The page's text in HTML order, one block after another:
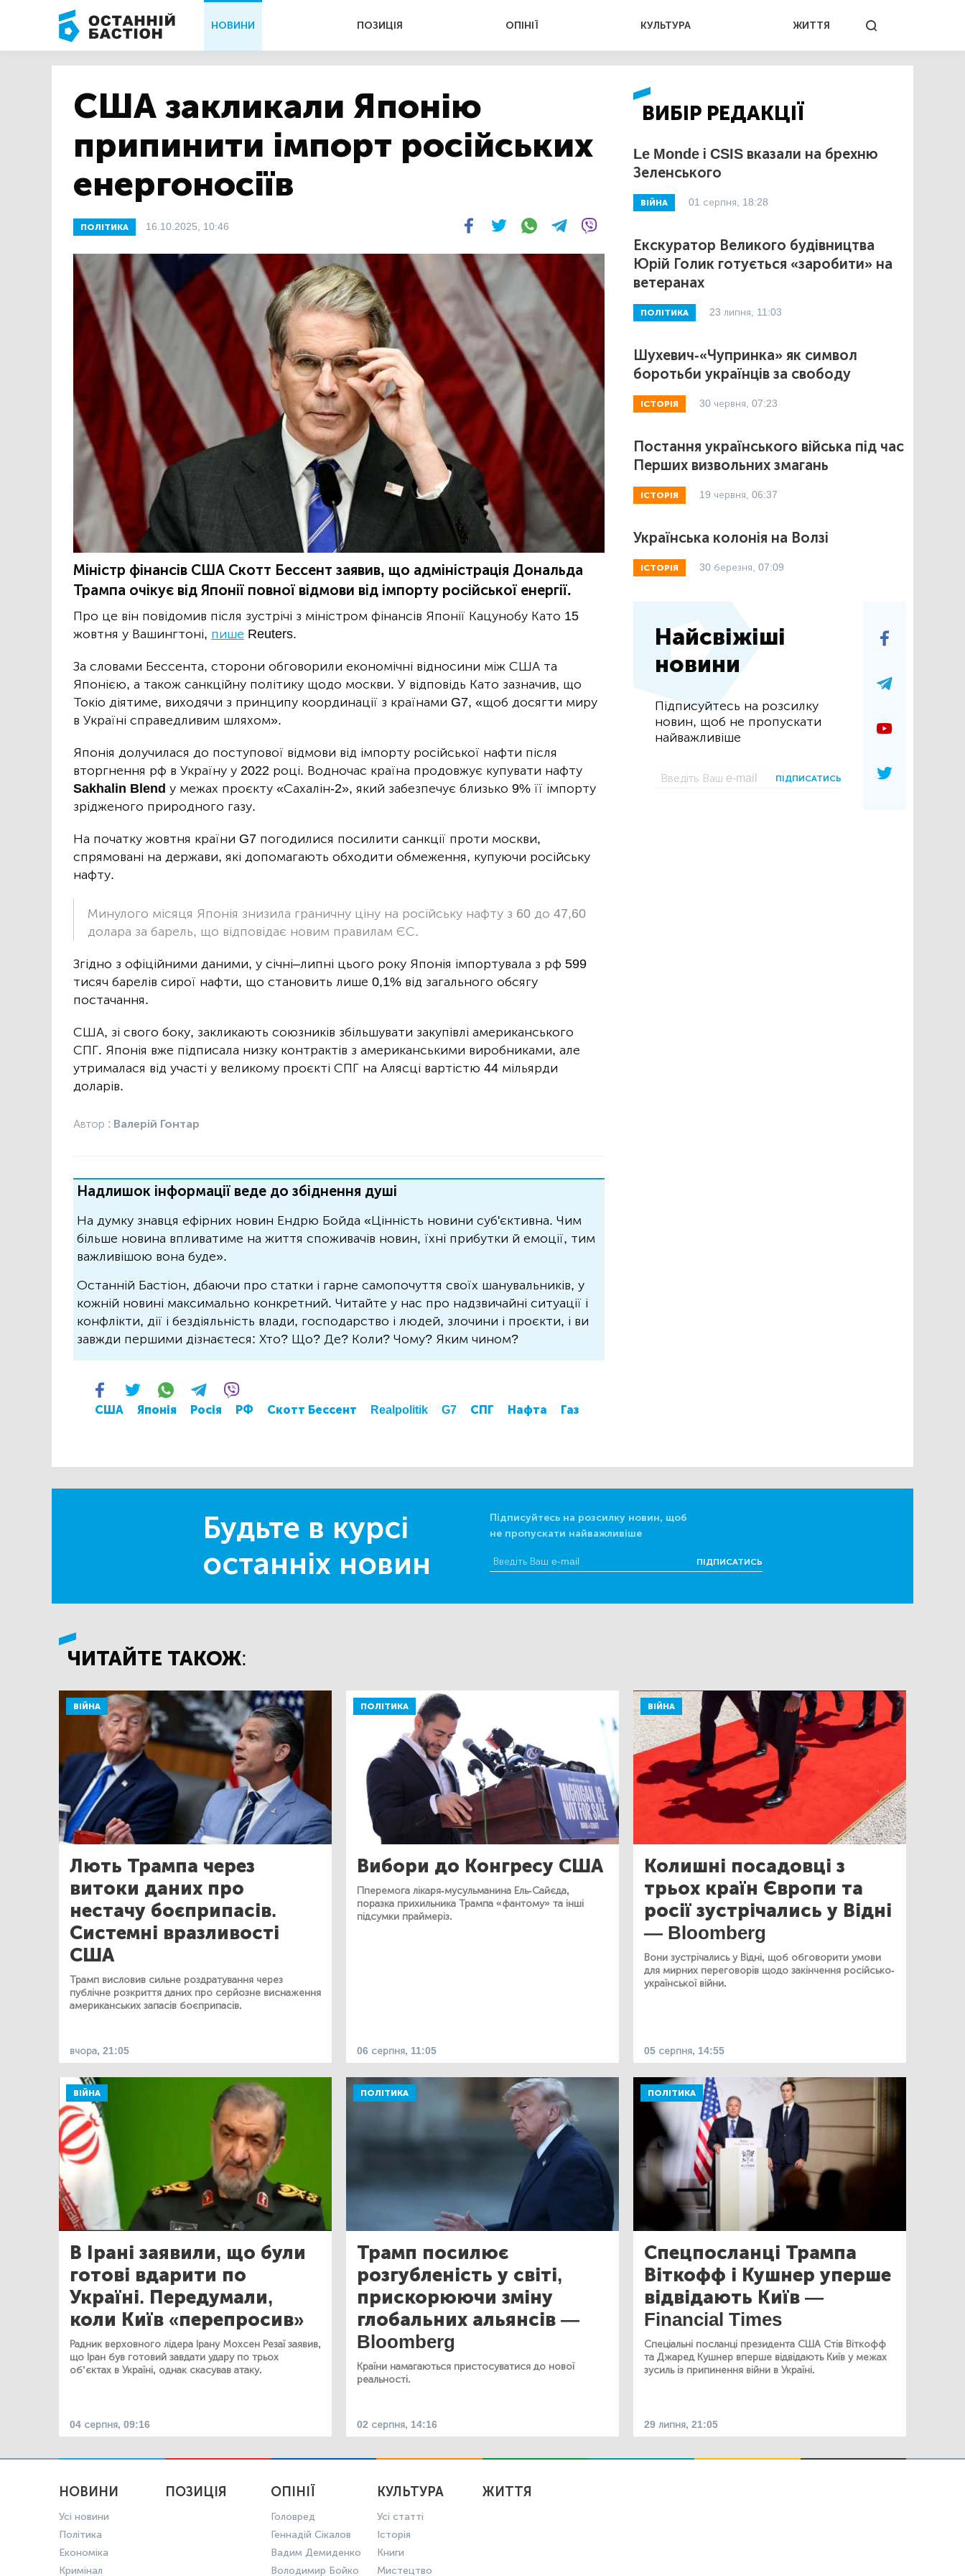
НОВИНИ ПОЗИЦІЯ ОПІНІЇ КУЛЬТУРА ЖИТТЯ
США закликали Японію
припинити імпорт російських
енергоносіїв
ПОЛІТИКА 16.10.2025, 10:46
Міністр фінансів США Скотт Бессент заявив, що адміністрація Дональда
Трампа очікує від Японії повної відмови від імпорту російської енергії.
Про це він повідомив після зустрічі з міністром фінансів Японії Кацунобу Като 15
жовтня у Вашингтоні, пише Reuters.
За словами Бессента, сторони обговорили економічні відносини між США та
Японією, а також санкційну політику щодо москви. У відповідь Като зазначив, що
Токіо діятиме, виходячи з принципу координації з країнами G7, «щоб досягти миру
в Україні справедливим шляхом».
Японія долучилася до поступової відмови від імпорту російської нафти після
вторгнення рф в Україну у 2022 році. Водночас країна продовжує купувати нафту
Sakhalin Blend у межах проєкту «Сахалін-2», який забезпечує близько 9% її імпорту
зрідженого природного газу.
На початку жовтня країни G7 погодилися посилити санкції проти москви,
спрямовані на держави, які допомагають обходити обмеження, купуючи російську
нафту.
Минулого місяця Японія знизила граничну ціну на російську нафту з 60 до 47,60
долара за барель, що відповідає новим правилам ЄС.
Згідно з офіційними даними, у січні–липні цього року Японія імпортувала з рф 599
тисяч барелів сирої нафти, що становить лише 0,1% від загального обсягу
постачання.
США, зі свого боку, закликають союзників збільшувати закупівлі американського
СПГ. Японія вже підписала низку контрактів з американськими виробниками, але
утрималася від участі у великому проєкті СПГ на Алясці вартістю 44 мільярди
доларів.
Автор : Валерій Гонтар
Надлишок інформації веде до збіднення душі
На думку знавця ефірних новин Ендрю Бойда «Цінність новини суб'єктивна. Чим
більше новина впливатиме на життя споживачів новин, їхні прибутки й емоції, тим
важливішою вона буде».
Останній Бастіон, дбаючи про статки і гарне самопочуття своїх шанувальників, у
кожній новині максимально конкретний. Читайте у нас про надзвичайні ситуації і
конфлікти, дії і бездіяльність влади, господарство і людей, злочини і проєкти, і ви
завжди першими дізнаєтеся: Хто? Що? Де? Коли? Чому? Яким чином?
США Японія Росія РФ Скотт Бессент Realpolitik G7 СПГ Нафта Газ
ВИБІР РЕДАКЦІЇ
Le Monde і CSIS вказали на брехню
Зеленського
ВІЙНА 01 серпня, 18:28
Екскуратор Великого будівництва
Юрій Голик готується «заробити» на
ветеранах
ПОЛІТИКА 23 липня, 11:03
Шухевич-«Чупринка» як символ
боротьби українців за свободу
ІСТОРІЯ 30 червня, 07:23
Постання українського війська під час
Перших визвольних змагань
ІСТОРІЯ 19 червня, 06:37
Українська колонія на Волзі
ІСТОРІЯ 30 березня, 07:09
Найсвіжіші
новини
Підписуйтесь на розсилку
новин, щоб не пропускати
найважливіше
ПІДПИСАТИСЬ
Будьте в курсі
останніх новин
Підписуйтесь на розсилку новин, щоб
не пропускати найважливіше
ПІДПИСАТИСЬ
ЧИТАЙТЕ ТАКОЖ:
ВІЙНА
Лють Трампа через
витоки даних про
нестачу боєприпасів.
Системні вразливості
США
Трамп висловив сильне роздратування через
публічне розкриття даних про серйозне виснаження
американських запасів боєприпасів.
вчора, 21:05
ПОЛІТИКА
Вибори до Конгресу США
Пперемога лікаря-мусульманина Ель-Сайєда,
поразка прихильника Трампа «фантому» та інші
підсумки праймеріз.
06 серпня, 11:05
ВІЙНА
Колишні посадовці з
трьох країн Європи та
росії зустрічались у Відні
— Bloomberg
Вони зустрічались у Відні, щоб обговорити умови
для мирних переговорів щодо закінчення російсько-
української війни.
05 серпня, 14:55
ВІЙНА
В Ірані заявили, що були
готові вдарити по
Україні. Передумали,
коли Київ «перепросив»
Радник верховного лідера Ірану Мохсен Резаї заявив,
що Іран був готовий завдати удару по трьох
об’єктах в Україні, однак скасував атаку.
04 серпня, 09:16
ПОЛІТИКА
Трамп посилює
розгубленість у світі,
прискорюючи зміну
глобальних альянсів —
Bloomberg
Країни намагаються пристосуватися до нової
реальності.
02 серпня, 14:16
ПОЛІТИКА
Спецпосланці Трампа
Віткофф і Кушнер уперше
відвідають Київ —
Financial Times
Спеціальні посланці президента США Стів Віткофф
та Джаред Кушнер вперше відвідають Київ у межах
зусиль із припинення війни в Україні.
29 липня, 21:05
НОВИНИ
Усі новини
Політика
Економіка
Кримінал
ПОЗИЦІЯ ОПІНІЇ
Головред
Геннадій Сікалов
Вадим Демиденко
Володимир Бойко
КУЛЬТУРА
Усі статті
Історія
Книги
Мистецтво
ЖИТТЯ